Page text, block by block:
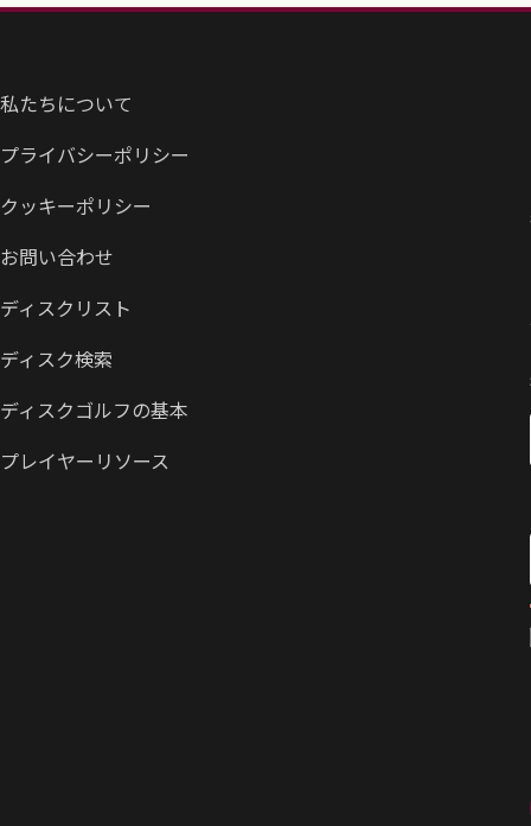
私たちについて
プライバシーポリシー
クッキーポリシー
お問い合わせ
ディスクリスト
ディスク検索
ディスクゴルフの基本
プレイヤーリソース